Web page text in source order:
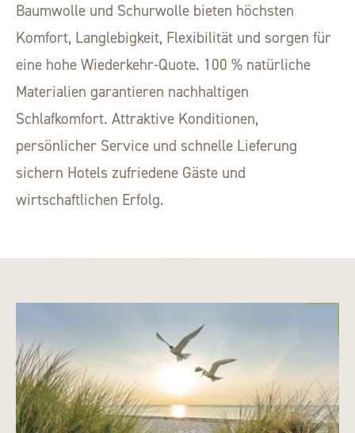
Baumwolle und Schurwolle bieten höchsten
Komfort, Langlebigkeit, Flexibilität und sorgen für
eine hohe Wiederkehr-Quote. 100 % natürliche
Materialien garantieren nachhaltigen
Schlafkomfort. Attraktive Konditionen,
persönlicher Service und schnelle Lieferung
sichern Hotels zufriedene Gäste und
wirtschaftlichen Erfolg.